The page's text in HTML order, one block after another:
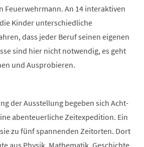
Feuerwehrmann. An 14 interaktiven
Kinder unterschiedliche
dass jeder Beruf seinen eigenen
sind hier nicht notwendig, es geht
und Ausprobieren.
der Ausstellung begeben sich Acht-
abenteuerliche Zeitexpedition. Ein
zu fünf spannenden Zeitorten. Dort
aus Physik, Mathematik, Geschichte